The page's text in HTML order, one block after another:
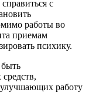
с
работы во
приемам
психику.
работу